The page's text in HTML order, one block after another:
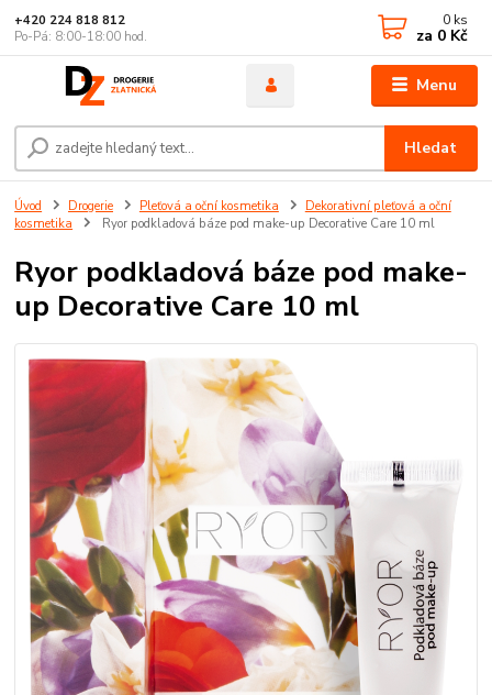
Menu
Hledat
+420 224 818 812
Po-Pá: 8:00-18:00 hod.
0 ks
za 0 Kč
Úvod Drogerie Pleťová a oční kosmetika
Dekorativní pleťová a oční
kosmetika
Ryor podkladová báze pod make-up Decorative Care 10 ml
Ryor podkladová báze pod make-
up Decorative Care 10 ml